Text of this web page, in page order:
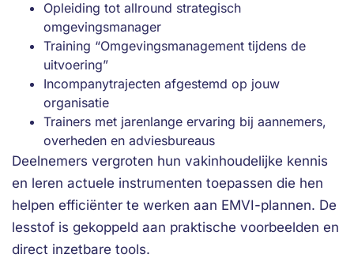
Opleiding tot allround strategisch
omgevingsmanager
Training “Omgevingsmanagement tijdens de
uitvoering”
Incompanytrajecten afgestemd op jouw
organisatie
Trainers met jarenlange ervaring bij aannemers,
overheden en adviesbureaus
Deelnemers vergroten hun vakinhoudelijke kennis
en leren actuele instrumenten toepassen die hen
helpen efficiënter te werken aan EMVI-plannen. De
lesstof is gekoppeld aan praktische voorbeelden en
direct inzetbare tools.